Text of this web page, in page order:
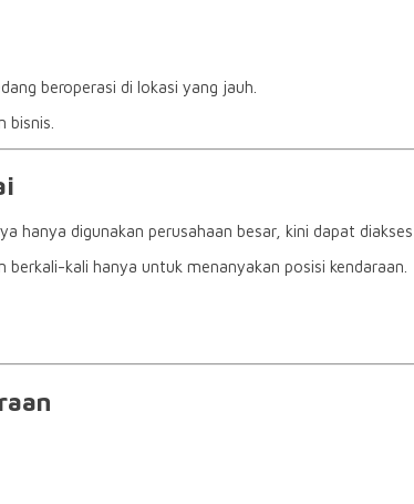
beroperasi di lokasi yang jauh.
bisnis.
hanya digunakan perusahaan besar, kini dapat
kali hanya untuk menanyakan posisi kendaraan.